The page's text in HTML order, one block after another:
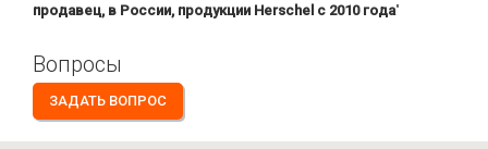
продавец, в России, продукции Herschel с 2010 года"
Вопросы
ЗАДАТЬ ВОПРОС